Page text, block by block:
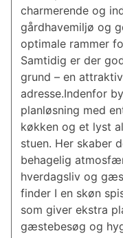
charmerende og
gårdhavemiljø og
optimale rammer
Samtidig er der
grund – en
adresse.Indenfor
planløsning med
køkken og et lyst
stuen. Her skaber
behagelig
hverdagsliv og
finder I en skøn
som giver ekstra
gæstebesøg og